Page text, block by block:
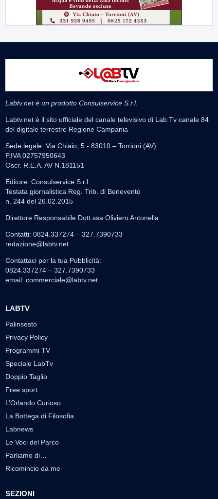
Labtv.net è un prodotto Consulservice S.r.l.
Labtv.net è il sito ufficiale del canale televisivo di Lab Tv canale 84
del digitale terrestre Regione Campania
Sede legale: Via Chiaio, 5 - 83010 – Torrioni (AV)
P.IVA 02757950643
Oscr. R.E.A. AV N.181151
Editore: Consulservice S.r.l.
Testata giornalistica Reg. Trib. di Benevento
n. 244 del 26.02.2015
Direttore Responsabile Dott.ssa Oliviero Antonella
Contatti: 0824.337274 – 327.7390733
redazione@labtv.net
Contattaci per la tua Pubblicità:
0824.337274 – 327.7390733
email: commerciale@labtv.net
LABTV
Palinsesto
Privacy Policy
Programmi TV
Speciale LabTv
Doppio Taglio
Free sport
L’Orlando Curioso
La Bottega di Filosofia
Labnews
Le Voci del Parco
Parliamo di…
Ricomincio da me
SEZIONI